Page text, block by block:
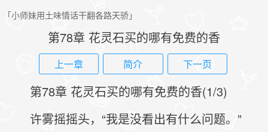
「小师妹用土味情话干翻各路天骄」
第78章 花灵石买的哪有免费的香
上一章 简介 下一页
第78章 花灵石买的哪有免费的香(1/3)
许雾摇摇头，“我是没看出有什么问题。”